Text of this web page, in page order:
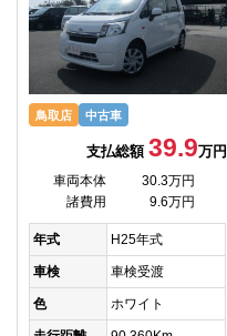
鳥取店 中古車
支払総額 39.9万円
車両本体
30.3万円
諸費用
9.6万円
年式 H25年式
車検 車検受渡
色 ホワイト